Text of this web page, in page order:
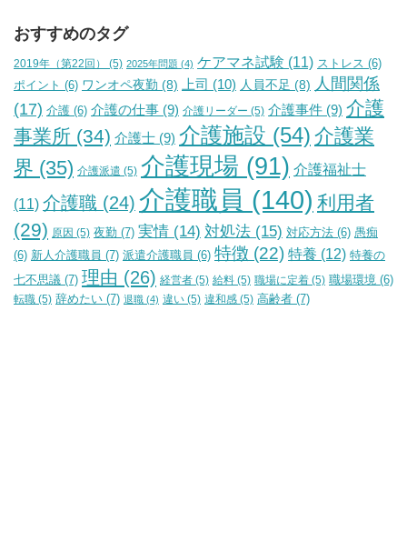
おすすめのタグ
2019年（第22回） (5) 2025年問題 (4) ケアマネ試験 (11) ストレス (6)
ポイント (6) ワンオペ夜勤 (8) 上司 (10) 人員不足 (8) 人間関係
(17) 介護 (6) 介護の仕事 (9) 介護リーダー (5) 介護事件 (9) 介護
事業所 (34) 介護士 (9) 介護施設 (54) 介護業
界 (35) 介護派遣 (5) 介護現場 (91) 介護福祉士
(11) 介護職 (24) 介護職員 (140) 利用者
(29) 原因 (5) 夜勤 (7) 実情 (14) 対処法 (15) 対応方法 (6) 愚痴
(6) 新人介護職員 (7) 派遣介護職員 (6) 特徴 (22) 特養 (12) 特養の
七不思議 (7) 理由 (26) 経営者 (5) 給料 (5) 職場に定着 (5) 職場環境 (6)
転職 (5) 辞めたい (7) 退職 (4) 違い (5) 違和感 (5) 高齢者 (7)